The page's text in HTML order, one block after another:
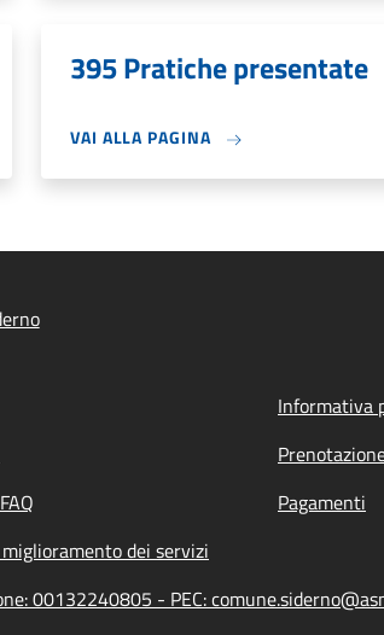
395 Pratiche presentate
VAI ALLA PAGINA
Informativa
Pagamenti
dei servizi
00132240805 - PEC: